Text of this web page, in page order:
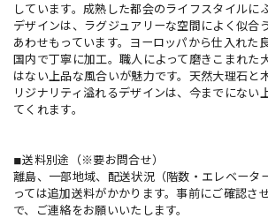
しています。成熟した都会のライフスタイルに
デザインは、ラグジュアリーな空間によく似合
あわせもっています。ヨーロッパから仕入れた
国内で丁寧に加工。職人によって磨きこまれた
はない上品な風合いが魅力です。天然大理石と
リジナリティ溢れるデザインは、今までにない
てくれます。
◾︎送料別途（※要お問合せ）
離島、一部地域、配送状況（階数・エレベータ
っては追加送料がかかります。事前にご確認さ
で、ご連絡をお願いいたします。